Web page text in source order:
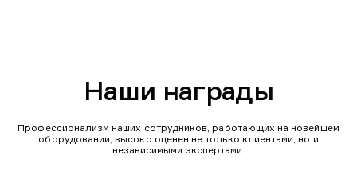
Наши награды
Профессионализм наших сотрудников, работающих на новейшем
оборудовании, высоко оценен не только клиентами, но и
независимыми экспертами.